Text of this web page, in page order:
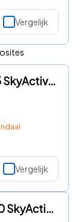
Vergelijk
Mazda MX-5 - 1.5 SkyActiv-G 132 Luxury Limited
Vergelijk
Mazda MX-5 - 2.0 SkyActiv-G 160 GT-M | LEDER | BOSE | KEYLESS